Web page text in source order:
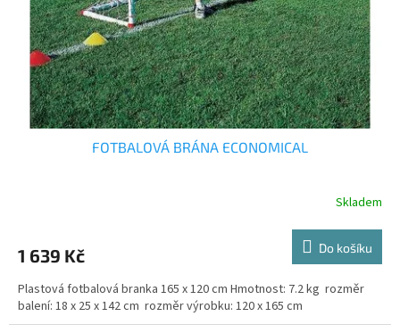
FOTBALOVÁ BRÁNA ECONOMICAL
Skladem
1 639 Kč Do košíku
Plastová fotbalová branka 165 x 120 cm Hmotnost: 7.2 kg rozměr
balení: 18 x 25 x 142 cm rozměr výrobku: 120 x 165 cm